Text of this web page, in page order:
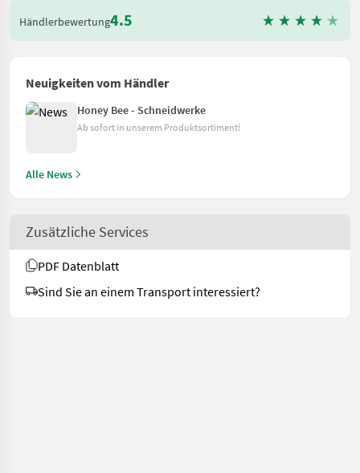
Händlerbewertung4.5
Neuigkeiten vom Händler
Honey Bee - Schneidwerke
Ab sofort in unserem Produktsortiment!
Alle News
Zusätzliche Services
PDF Datenblatt
Sind Sie an einem Transport interessiert?